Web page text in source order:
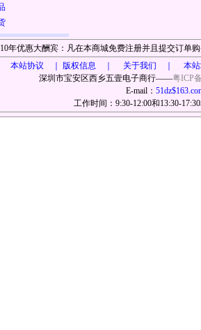
年优惠大酬宾：凡在本商城免费注册并且提交订单
本站协议 ｜
版权信息 ｜ 关于我们 ｜ 本
深圳市宝安区西乡五壹电子商行——粤ICP
E-mail：
工作时间：9:30-12:00和13:30-